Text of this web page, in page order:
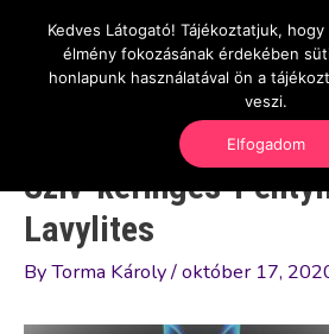
content
OnlineSeedsMan
Üzlet és szabadság
Szív-keringés-
Lavylites
ByTorma Károly/október 17,
Kedves Látogató! Tájékoztatjuk,
élmény fokozásának érdekében
honlapunk használatával ön a
veszi.
Elfogadom